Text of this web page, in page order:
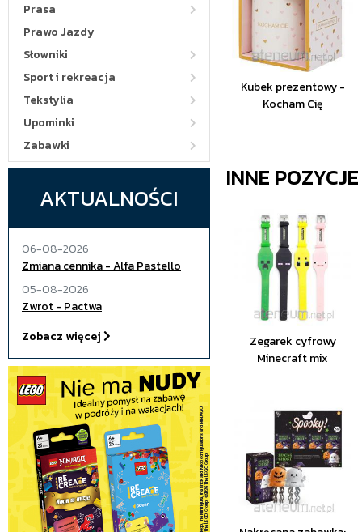
Prasa
Prawo Jazdy
Słowniki
Sport i rekreacja
Tekstylia
Upominki
Zabawki
AKTUALNOŚCI
06-08-2026
Zmiana cennika - Alfa Pastello
05-08-2026
Zwrot - Pactwa
Zobacz więcej
Kubek prezentowy -
Kocham Cię
INNE
Zegarek cyfrowy
Minecraft mix